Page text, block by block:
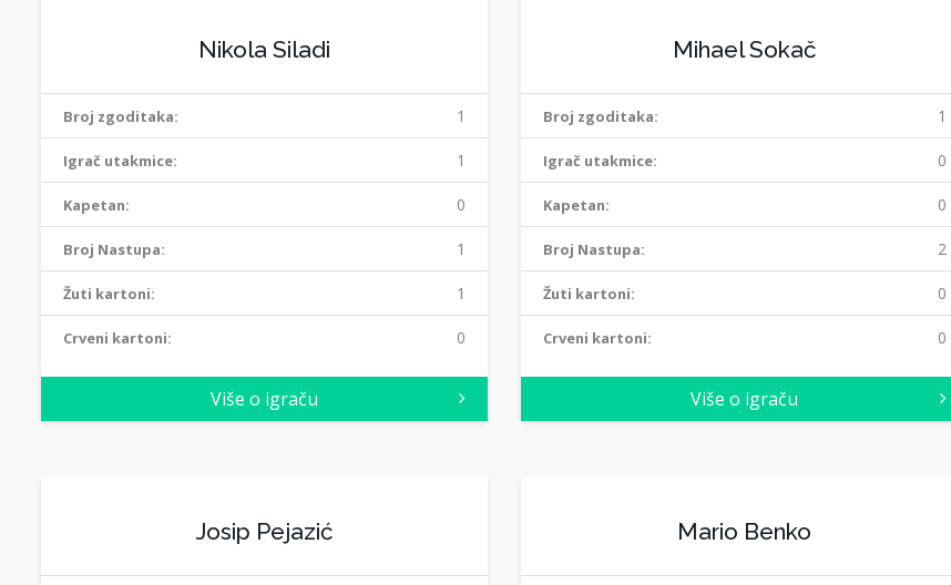
Nikola Siladi
Broj zgoditaka: 1
Igrač utakmice: 1
Kapetan: 0
Broj Nastupa: 1
Žuti kartoni: 1
Crveni kartoni: 0
Više o igraču
Mihael Sokač
Broj zgoditaka: 1
Igrač utakmice: 0
Kapetan: 0
Broj Nastupa: 2
Žuti kartoni: 0
Crveni kartoni: 0
Više o igraču
Josip Pejazić Mario Benko